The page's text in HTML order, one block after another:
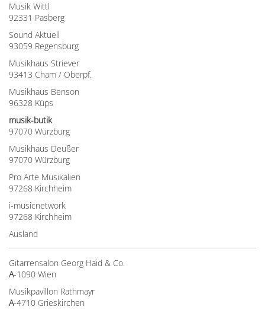
Musik Wittl
92331 Pasberg
Sound Aktuell
93059 Regensburg
Musikhaus Striever
93413 Cham / Oberpf.
Musikhaus Benson
96328 Küps
musik-butik
97070 Würzburg
Musikhaus Deußer
97070 Würzburg
Pro Arte Musikalien
97268 Kirchheim
i-musicnetwork
97268 Kirchheim
Ausland
Gitarrensalon Georg Haid & Co.
A-1090 Wien
Musikpavillon Rathmayr
A-4710 Grieskirchen